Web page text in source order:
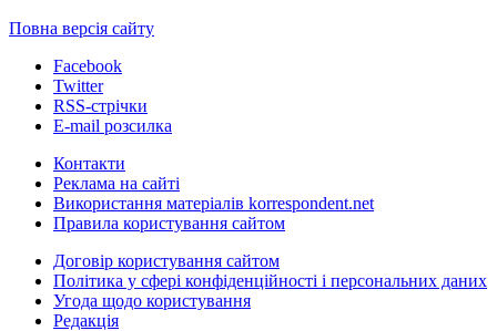
Повна версія сайту
Facebook
Twitter
RSS-стрічки
E-mail розсилка
Контакти
Реклама на сайті
Використання матеріалів korrespondent.net
Правила користування сайтом
Договір користування сайтом
Політика у сфері конфіденційності і персональних даних
Угода щодо користування
Редакція